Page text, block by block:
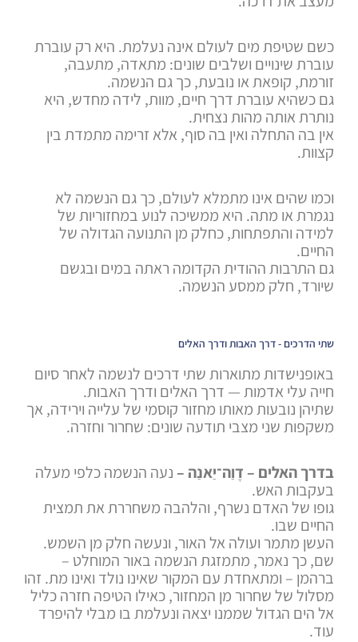
כשם שטיפת מים לעולם אינה נעלמת. היא רק עוברת
עוברת שינויים ושלבים שונים: מתאדה, מתעבה,
זורמת, קופאת או נובעת, כך גם הנשמה.
גם כשהיא עוברת דרך חיים, מוות, לידה מחדש, היא
נותרת אותה מהות נצחית.
אין בה התחלה ואין בה סוף, אלא זרימה מתמדת בין
קצוות.
וכמו שהים אינו מתמלא לעולם, כך גם הנשמה לא
נגמרת או מתה. היא ממשיכה לנוע במחזוריות של
למידה והתפתחות, כחלק מן התנועה הגדולה של
החיים.
גם התרבות ההודית הקדומה ראתה במים ובגשם
שיורד, חלק ממסע הנשמה.
שתי הדרכים - דרך האבות ודרך האלים
באופנישדות מתוארות שתי דרכים לנשמה לאחר סיום
חייה עלי אדמות — דרך האלים ודרך האבות.
שתיהן נובעות מאותו מחזור קוסמי של עלייה וירידה, אך
משקפות שני מצבי תודעה שונים: שחרור וחזרה.
בדרך האלים – דֶוַה־יַאנַה – נעה הנשמה כלפי מעלה
בעקבות האש.
גופו של האדם נשרף, והלהבה משחררת את תמצית
החיים שבו.
העשן מתמר ועולה אל האור, ונעשה חלק מן השמש.
שם, כך נאמר, מתמזגת הנשמה באור המוחלט –
ברהמן – ומתאחדת עם המקור שאינו נולד ואינו מת. זהו
מסלול של שחרור מן המחזור, כאילו הטיפה חזרה כליל
אל הים הגדול שממנו יצאה ונעלמת בו מבלי להיפרד
עוד.